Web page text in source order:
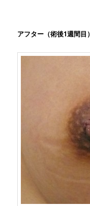
アフター（術後1週間目）